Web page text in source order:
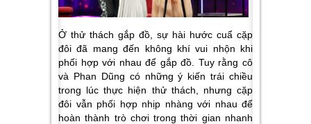
Ở thử thách gắp đồ, sự hài hước cuẩ cặp
đôi đã mang đến không khí vui nhộn khi
phối hợp với nhau để gắp đồ. Tuy rằng cô
và Phan Dũng có những ý kiến trái chiều
trong lúc thực hiện thử thách, nhưng cặp
đôi vẫn phối hợp nhịp nhàng với nhau để
hoàn thành trò chơi trong thời gian nhanh